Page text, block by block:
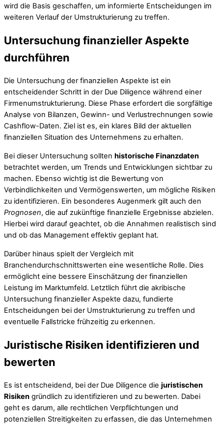
wird die Basis geschaffen, um informierte Entscheidungen im
weiteren Verlauf der Umstrukturierung zu treffen.
Untersuchung finanzieller Aspekte
durchführen
Die Untersuchung der finanziellen Aspekte ist ein
entscheidender Schritt in der Due Diligence während einer
Firmenumstrukturierung. Diese Phase erfordert die sorgfältige
Analyse von Bilanzen, Gewinn- und Verlustrechnungen sowie
Cashflow-Daten. Ziel ist es, ein klares Bild der aktuellen
finanziellen Situation des Unternehmens zu erhalten.
Bei dieser Untersuchung sollten historische Finanzdaten
betrachtet werden, um Trends und Entwicklungen sichtbar zu
machen. Ebenso wichtig ist die Bewertung von
Verbindlichkeiten und Vermögenswerten, um mögliche Risiken
zu identifizieren. Ein besonderes Augenmerk gilt auch den
Prognosen, die auf zukünftige finanzielle Ergebnisse abzielen.
Hierbei wird darauf geachtet, ob die Annahmen realistisch sind
und ob das Management effektiv geplant hat.
Darüber hinaus spielt der Vergleich mit
Branchendurchschnittswerten eine wesentliche Rolle. Dies
ermöglicht eine bessere Einschätzung der finanziellen
Leistung im Marktumfeld. Letztlich führt die akribische
Untersuchung finanzieller Aspekte dazu, fundierte
Entscheidungen bei der Umstrukturierung zu treffen und
eventuelle Fallstricke frühzeitig zu erkennen.
Juristische Risiken identifizieren und
bewerten
Es ist entscheidend, bei der Due Diligence die juristischen
Risiken gründlich zu identifizieren und zu bewerten. Dabei
geht es darum, alle rechtlichen Verpflichtungen und
potenziellen Streitigkeiten zu erfassen, die das Unternehmen